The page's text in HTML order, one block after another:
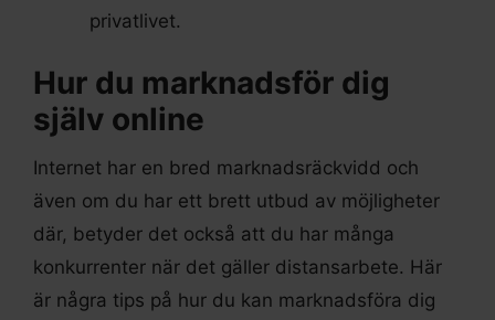
privatlivet.
Hur du marknadsför dig
själv online
Internet har en bred marknadsräckvidd och
även om du har ett brett utbud av möjligheter
där, betyder det också att du har många
konkurrenter när det gäller distansarbete. Här
är några tips på hur du kan marknadsföra dig